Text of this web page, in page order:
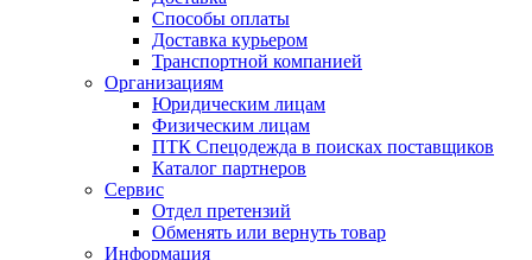
Способы оплаты
Доставка курьером
Транспортной компанией
Организациям
Юридическим лицам
Физическим лицам
ПТК Спецодежда в поисках поставщиков
Каталог партнеров
Сервис
Отдел претензий
Обменять или вернуть товар
Информация